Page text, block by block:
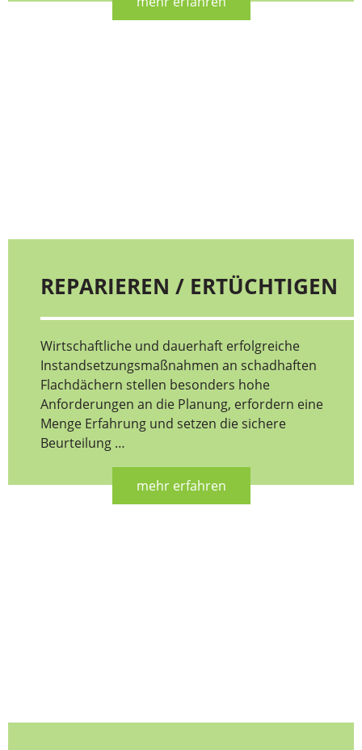
REPARIEREN / ERTÜCHTIGEN
Wirtschaftliche und dauerhaft erfolgreiche
Instandsetzungsmaßnahmen an schadhaften
Flachdächern stellen besonders hohe
Anforderungen an die Planung, erfordern eine
Menge Erfahrung und setzen die sichere
Beurteilung …
mehr erfahren